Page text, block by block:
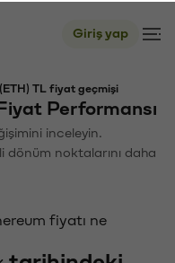
Giriş yap
TL fiyat geçmişi
Performansı
inceleyin.
dönüm noktalarını daha
fiyatı ne